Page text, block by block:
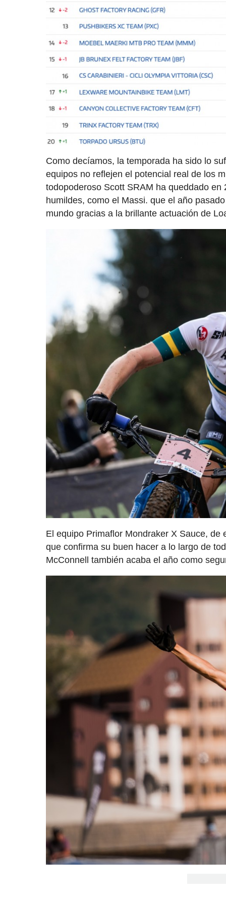
Como decíamos, la temporada ha sido lo
equipos no reflejen el potencial real de los
todopoderoso Scott SRAM ha queddado
humildes, como el Massi. que el año
mundo gracias a la brillante actuación de
El equipo Primaflor Mondraker X Sauce,
que confirma su buen hacer a lo largo de
McConnell también acaba el año como